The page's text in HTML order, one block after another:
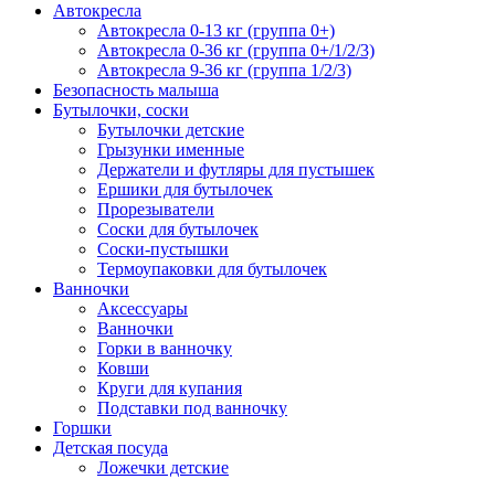
Автокресла
Автокресла 0-13 кг (группа 0+)
Автокресла 0-36 кг (группа 0+/1/2/3)
Автокресла 9-36 кг (группа 1/2/3)
Безопасность малыша
Бутылочки, соски
Бутылочки детские
Грызунки именные
Держатели и футляры для пустышек
Ершики для бутылочек
Прорезыватели
Соски для бутылочек
Соски-пустышки
Термоупаковки для бутылочек
Ванночки
Аксессуары
Ванночки
Горки в ванночку
Ковши
Круги для купания
Подставки под ванночку
Горшки
Детская посуда
Ложечки детские